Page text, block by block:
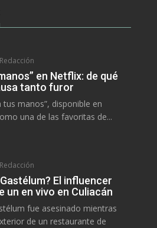
en Netflix: de qué
tanto furor
tus manos”, disponible en
una de las favoritas de...
El influencer
un en vivo en Culiacán
fue asesinado mientras
de un restaurante de